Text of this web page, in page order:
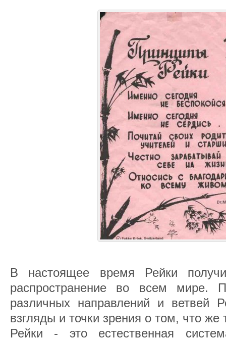
В настоящее время Рейки
распространение во всем мире.
различных направлений и ветвей
взгляды и точки зрения о том, что же
Рейки - это естественная